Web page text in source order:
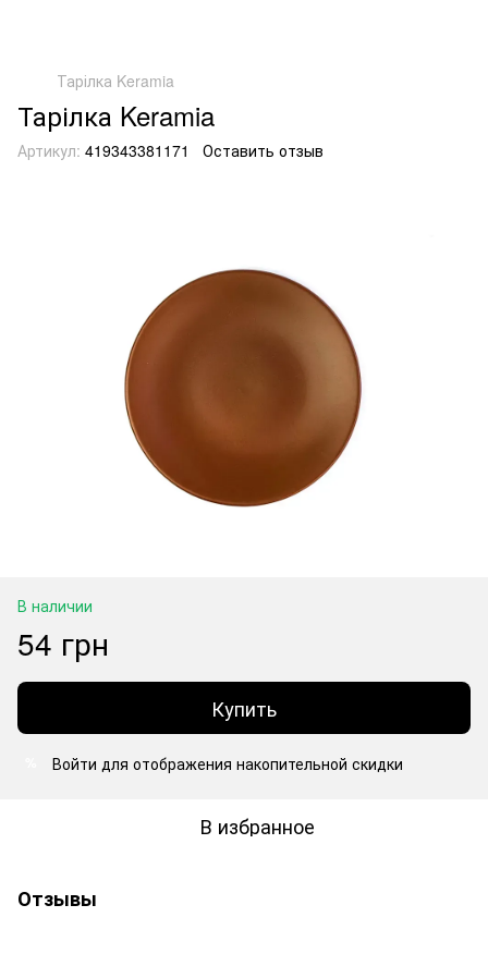
Тарілка Keramia
Тарілка Keramia
Артикул: 419343381171 Оставить отзыв
В наличии
54 грн
Купить
Войти для отображения накопительной скидки
В избранное
Отзывы